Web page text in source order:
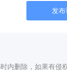
发
删除，如果有侵